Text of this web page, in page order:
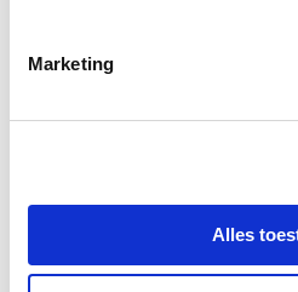
Marketing
Alles